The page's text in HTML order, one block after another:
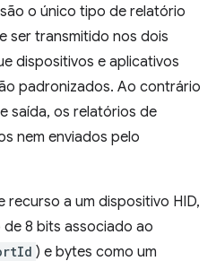
o único tipo de relatório
ser transmitido nos dois
dispositivos e aplicativos
padronizados. Ao contrário
saída, os relatórios de
nem enviados pelo
recurso a um dispositivo HID,
8 bits associado ao
) e bytes como um